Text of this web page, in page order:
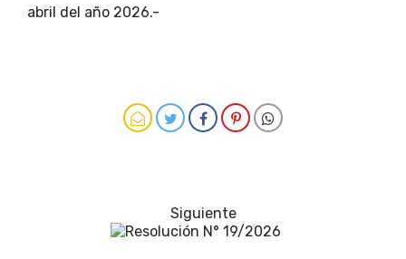
abril del año 2026.-